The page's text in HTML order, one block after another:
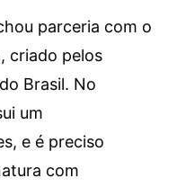
parceria com o
criado pelos
Brasil. No
um
e é preciso
com